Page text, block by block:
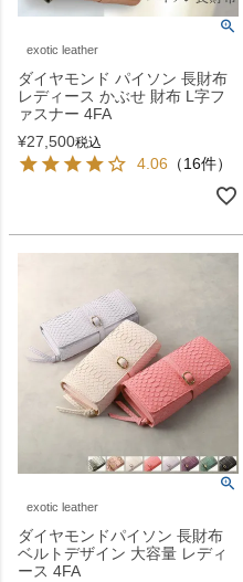
exotic leather
ダイヤモンド パイソン 長財布
レディース かぶせ 財布 L字フ
ァスナー 4FA
¥27,500税込
4.06 （16件）
exotic leather
ダイヤモンドパイソン 長財布
ベルトデザイン 大容量 レディ
ース 4FA